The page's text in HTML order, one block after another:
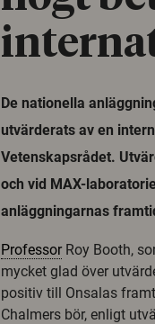
De nationella
utvärderats av en
Vetenskapsrådet.
och vid MAX-
anläggningarnas
ProfessorRoy Booth,
mycket glad över
positiv till Onsalas
Chalmers bör, enligt